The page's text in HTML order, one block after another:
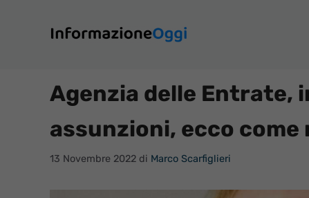
contenuto
Agenzia delle Entrate,
assunzioni, ecco come
13 Novembre 2022 di Marco Scarfiglieri